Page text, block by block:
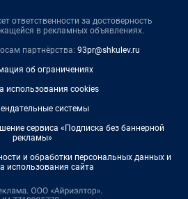
ответственности за достоверность
в рекламных объявлениях.
партнёрства: 93pr@shkulev.ru
об ограничениях
использования cookies
системы
сервиса «Подписка без баннерной
рекламы»
и обработки персональных данных и
использования сайта